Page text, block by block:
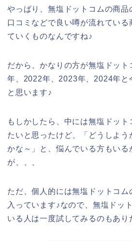
やっぱり、無塩ドットコムの商品
口コミなどで良い噂が流れている
ていくものなんですね♪
だから、かなりの方が無塩ドッ
年、2022年、2023年、2024年と
と思います♪
もしかしたら、中には無塩ドット
たいと思ったけど、「どうしよう
かな～」と、悩んでいる方もいる
が、、、
ただ、個人的には無塩ドットコム
入っています♪なので、無塩ドッ
いる人は一度試してみるのもあり